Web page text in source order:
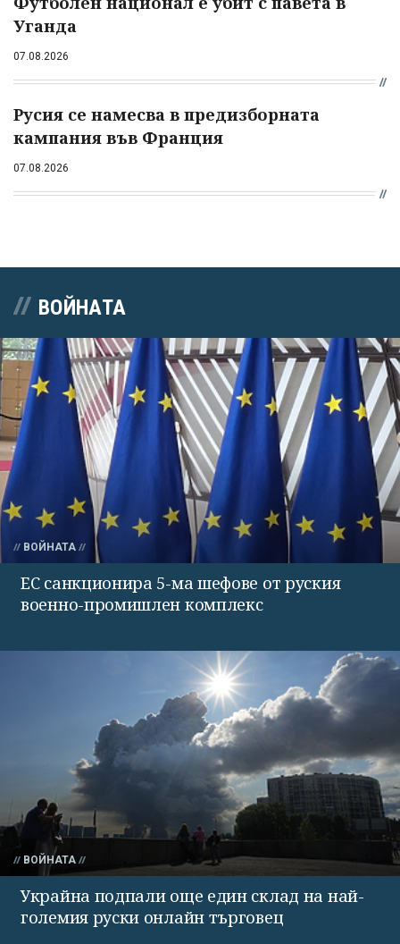
Уганда
07.08.2026
Русия се намесва в предизборната
кампания във Франция
07.08.2026
ВОЙНАТА
ВОЙНАТА
ЕС санкционира 5-ма шефове от руския
военно-промишлен комплекс
ВОЙНАТА
Украйна подпали още един склад на най-
големия руски онлайн търговец